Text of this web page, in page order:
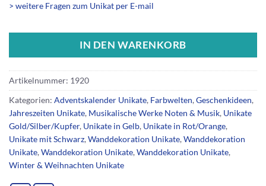
> weitere Fragen zum Unikat per E-mail
IN DEN WARENKORB
Artikelnummer: 1920
Kategorien: Adventskalender Unikate, Farbwelten,Geschenkideen,
Jahreszeiten Unikate, Musikalische Werke Noten & Musik, Unikate
Gold/Silber/Kupfer, Unikate in Gelb, Unikate in Rot/Orange,
Unikate mit Schwarz,Wanddekoration Unikate,Wanddekoration
Unikate,Wanddekoration Unikate,Wanddekoration Unikate,
Winter & Weihnachten Unikate